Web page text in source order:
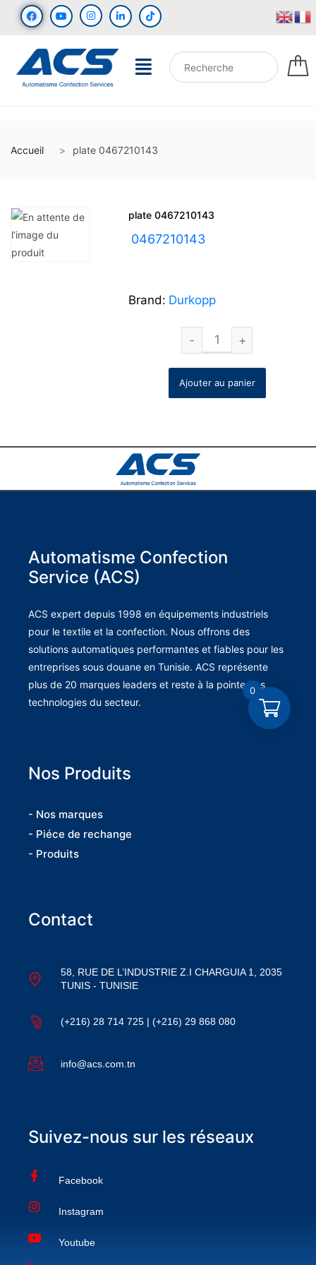
Accueil plate 0467210143
plate 0467210143
0467210143
Brand: Durkopp
Ajouter au panier
Automatisme Confection
Service (ACS)
ACS expert depuis 1998 en équipements industriels
pour le textile et la confection. Nous offrons des
solutions automatiques performantes et fiables pour les
entreprises sous douane en Tunisie. ACS représente
plus de 20 marques leaders et reste à la pointe des
technologies du secteur.
Nos Produits
- Nos marques
- Piéce de rechange
- Produits
Contact
58, RUE DE L’INDUSTRIE Z.I CHARGUIA 1, 2035
TUNIS - TUNISIE
(+216) 28 714 725 | (+216) 29 868 080
info@acs.com.tn
Suivez-nous sur les réseaux
Facebook
Instagram
Youtube
0